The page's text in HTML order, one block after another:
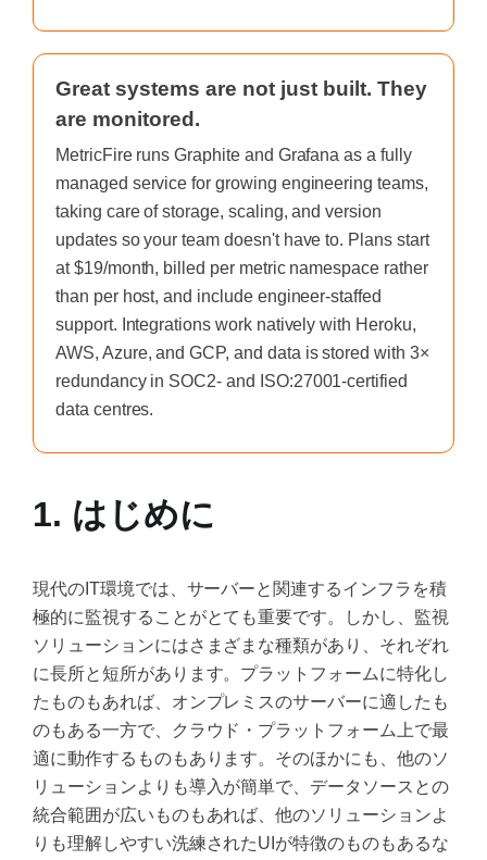
Great systems are not just built. They
are monitored.
MetricFire runs Graphite and Grafana as a fully
managed service for growing engineering teams,
taking care of storage, scaling, and version
updates so your team doesn't have to. Plans start
at $19/month, billed per metric namespace rather
than per host, and include engineer-staffed
support. Integrations work natively with Heroku,
AWS, Azure, and GCP, and data is stored with 3×
redundancy in SOC2- and ISO:27001-certified
data centres.
1. はじめに
現代のIT環境では、サーバーと関連するインフラを積
極的に監視することがとても重要です。しかし、監視
ソリューションにはさまざまな種類があり、それぞれ
に長所と短所があります。プラットフォームに特化し
たものもあれば、オンプレミスのサーバーに適したも
のもある一方で、クラウド・プラットフォーム上で最
適に動作するものもあります。そのほかにも、他のソ
リューションよりも導入が簡単で、データソースとの
統合範囲が広いものもあれば、他のソリューションよ
りも理解しやすい洗練されたUIが特徴のものもあるな